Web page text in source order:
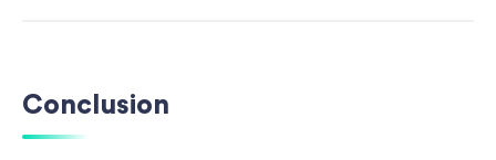
Conclusion